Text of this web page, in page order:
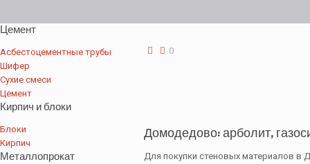
0
Домодедово: арболит,
Для покупки стеновых материалов в
Цемент
Асбестоцементные трубы
Шифер
Сухие смеси
Цемент
Кирпич и блоки
Блоки
Кирпич
Металлопрокат